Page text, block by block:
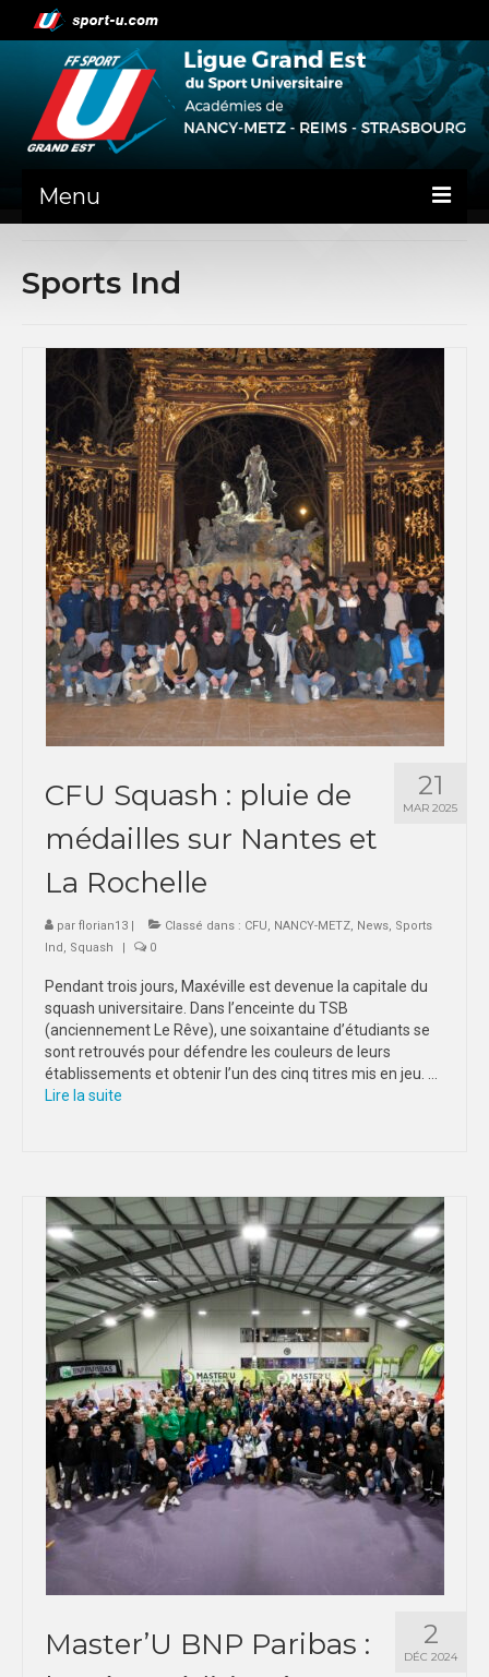
Menu
PRÉSENTATION
ADMINISTRATIF
NANCY-METZ
REIMS
STRASBOURG
SPORTS CO
NANCY-METZ
REIMS
STRASBOURG
SPORTS IND
NANCY-METZ
REIMS
STRASBOURG
FORMATION
NANCY-METZ
STRASBOURG
COMMUNICATION
PHOTOTHÈQUE
REIMS
STRASBOURG
VIDÉOTHÈQUE
LOGOTHÈQUE
AFFICHES
PALMARÈS
PARTENAIRES
Sports Ind
21
MAR 2025
CFU Squash : pluie de
médailles sur Nantes et
La Rochelle
par florian13 | Classé dans : CFU, NANCY-METZ, News, Sports
Ind, Squash | 0
Pendant trois jours, Maxéville est devenue la capitale du
squash universitaire. Dans l’enceinte du TSB
(anciennement Le Rêve), une soixantaine d’étudiants se
sont retrouvés pour défendre les couleurs de leurs
établissements et obtenir l’un des cinq titres mis en jeu. …
Lire la suite­­
2
DÉC 2024
Master’U BNP Paribas :